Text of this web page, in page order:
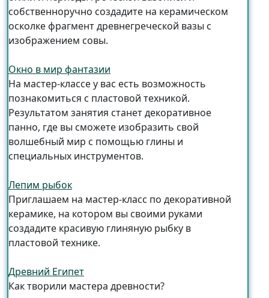
собственноручно создадите на керамическом
осколке фрагмент древнегреческой вазы с
изображением совы.
Окно в мир фантазии
На мастер-классе у вас есть возможность
познакомиться с пластовой техникой.
Результатом занятия станет декоративное
панно, где вы сможете изобразить свой
волшебный мир с помощью глины и
специальных инструментов.
Лепим рыбок
Приглашаем на мастер-класс по декоративной
керамике, на котором вы своими руками
создадите красивую глиняную рыбку в
пластовой технике.
Древний Египет
Как творили мастера древности?